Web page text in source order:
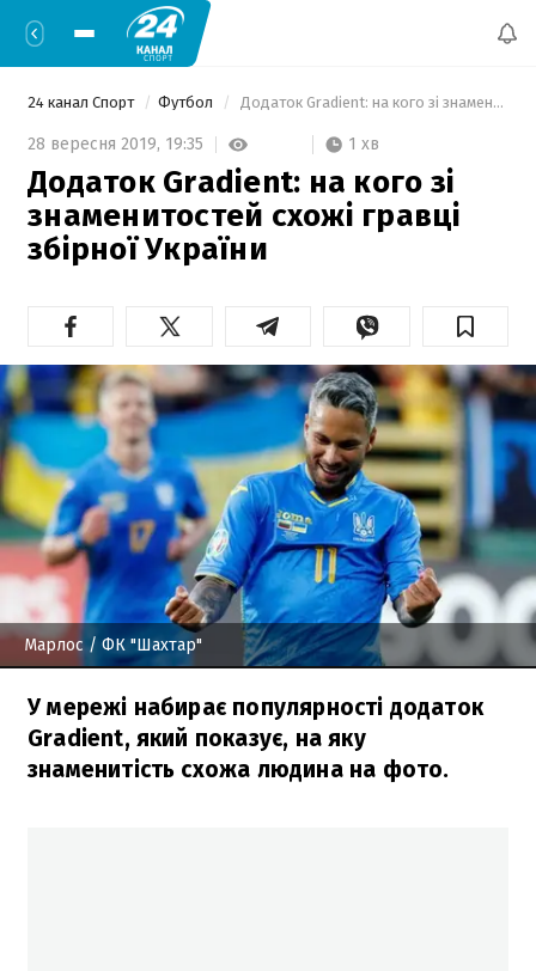
24 канал Спорт Футбол Додаток Gradient: на кого зі знаменитостей схожі гравці збірної України
28 вересня 2019, 19:35 1 хв
Додаток Gradient: на кого зі
знаменитостей схожі гравці
збірної України
Марлос/ ФК "Шахтар"
У мережі набирає популярності додаток
Gradient, який показує, на яку
знаменитість схожа людина на фото.